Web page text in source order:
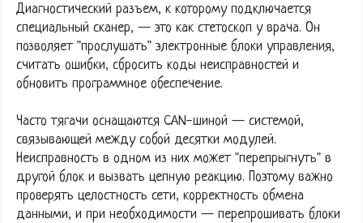
Диагностический разъем, к которому подключается
специальный сканер, — это как стетоскоп у врача. Он
позволяет "прослушать" электронные блоки управления,
считать ошибки, сбросить коды неисправностей и
обновить программное обеспечение.
Часто тягачи оснащаются CAN-шиной — системой,
связывающей между собой десятки модулей.
Неисправность в одном из них может "перепрыгнуть" в
другой блок и вызвать цепную реакцию. Поэтому важно
проверять целостность сети, корректность обмена
данными, и при необходимости — перепрошивать блоки